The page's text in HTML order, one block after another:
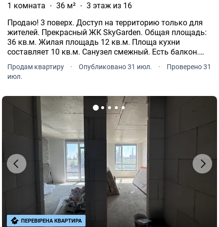
1 комната
36 м²
3 этаж из 16
Продаю! 3 поверх. Доступ на территорию только для
жителей. Прекрасный ЖК SkyGarden. Общая площадь:
36 кв.м. Жилая площадь 12 кв.м. Площа кухни
составляет 10 кв.м. Санузел смежный. Есть балкон.
электричество. Теплая вода бойлер. Интернет
проведен.
Продам квартиру · Опубликовано 31 июл. ·
Проверено 31
июл.
ПЕРЕВІРЕНА КВАРТИРА